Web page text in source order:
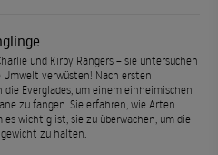
und Kirby Rangers – sie untersuchen
verwüsten! Nach ersten
die Everglades, um einem einheimischen
zu fangen. Sie erfahren, wie Arten
wichtig ist, sie zu überwachen, um die
zu halten.